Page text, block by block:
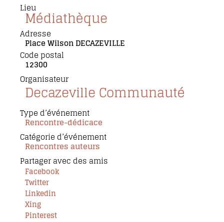
Lieu
Médiathèque
Adresse
Place Wilson DECAZEVILLE
Code postal
12300
Organisateur
Decazeville Communauté
Type d’événement
Rencontre-dédicace
Catégorie d’événement
Rencontres auteurs
Partager avec des amis
Facebook
Twitter
Linkedin
Xing
Pinterest